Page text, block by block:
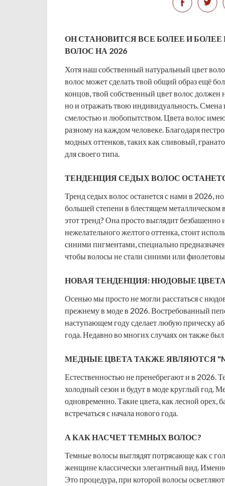
ОН СТАНОВИТСЯ ВСЕ БОЛЕЕ И
ВОЛОС НА 2026
Хотя наш собственный натуральный цвет
волос может сделать твой общий образ ещё
концов, твой собственный цвет волос должен
но и отражать твою индивидуальность. Смена
смелостью и любопытством. Цвета волос
разному на каждом человеке. Благодаря
модных оттенков, таких как сливовый,
для своего типа.
ТЕНДЕНЦИЯ СЕДЫХ ВОЛОС
Тренд седых волос останется с нами в 2026,
большей степени в блестящем
этот тренд? Она просто выглядит
нежелательного желтого оттенка, стоит
синими пигментами, специально
чтобы волосы не стали синими или
НОВАЯ ТЕНДЕНЦИЯ: НЮДОВЫЕ
Осенью мы просто не могли расстаться с
прежнему в моде в 2026. Востребованный
наступающем году сделает любую прическу
года. Недавно во многих случаях он также
МЕДНЫЕ ЦВЕТА ТАКЖЕ ЯВЛЯЮТСЯ
Естественностью не пренебрегают и в 2026.
холодный сезон и будут в моде круглый год.
одновременно. Такие цвета, как лесной орех,
встречаться с начала нового года.
А КАК НАСЧЕТ ТЕМНЫХ ВОЛОС?
Темные волосы выглядят потрясающе как с
женщине классически элегантный вид.
Это процедура, при которой волосы